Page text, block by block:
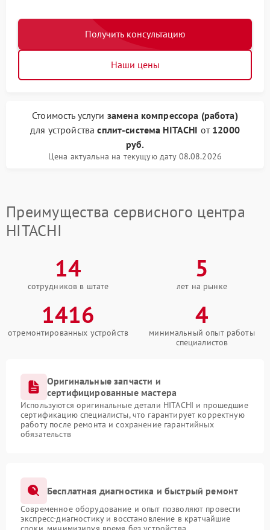
Получить консультацию
Наши цены
Стоимость услуги замена компрессора (работа)
для устройствасплит-система HITACHI от 12000
руб.
Цена актуальна на текущую дату 08.08.2026
Преимущества сервисного центра
HITACHI
14
сотрудников в штате
5
лет на рынке
1416
отремонтированных устройств
4
минимальный опыт работы
специалистов
Оригинальные запчасти и
сертифицированные мастера
Используются оригинальные детали HITACHI и прошедшие
сертификацию специалисты, что гарантирует корректную
работу после ремонта и сохранение гарантийных
обязательств
Бесплатная диагностика и быстрый ремонт
Современное оборудование и опыт позволяют провести
экспресс-диагностику и восстановление в кратчайшие